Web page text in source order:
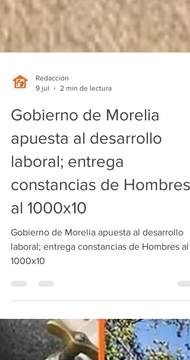
9 jul
2 min de lectura
Gobierno de Morelia
apuesta al desarrollo
laboral; entrega
constancias de Hombres
al 1000x10
Gobierno de Morelia apuesta al desarrollo
laboral; entrega constancias de Hombres al
1000x10